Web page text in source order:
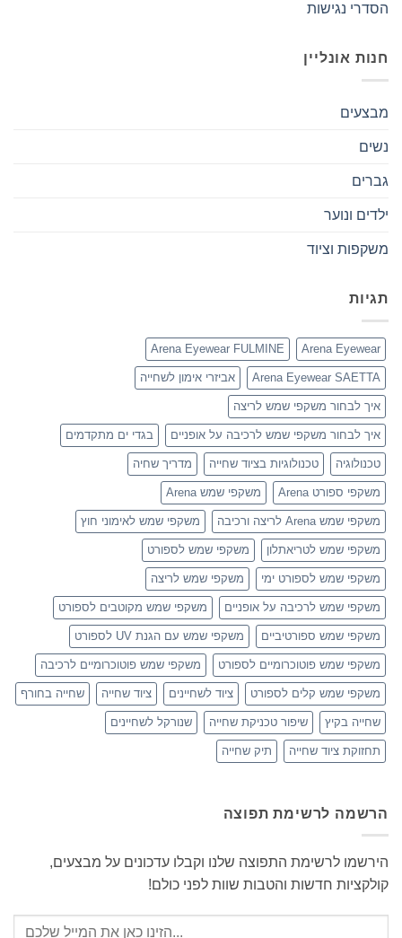
הסדרי נגישות
חנות אונליין
מבצעים
נשים
גברים
ילדים ונוער
משקפות וציוד
תגיות
Arena Eyewear
Arena Eyewear FULMINE
Arena Eyewear SAETTA אביזרי אימון לשחייה
איך לבחור משקפי שמש לריצה
איך לבחור משקפי שמש לרכיבה על אופניים בגדי ים מתקדמים
טכנולוגיה טכנולוגיות בציוד שחייה מדריך שחיה
משקפי ספורט Arena משקפי שמש Arena
משקפי שמש Arena לריצה ורכיבה משקפי שמש לאימוני חוץ
משקפי שמש לטריאתלון משקפי שמש לספורט
משקפי שמש לספורט ימי משקפי שמש לריצה
משקפי שמש לרכיבה על אופניים משקפי שמש מקוטבים לספורט
משקפי שמש ספורטיביים משקפי שמש עם הגנת UV לספורט
משקפי שמש פוטוכרומיים לספורט משקפי שמש פוטוכרומיים לרכיבה
משקפי שמש קלים לספורט ציוד לשחיינים ציוד שחייה שחייה בחורף
שחייה בקיץ שיפור טכניקת שחייה שנורקל לשחיינים
תחזוקת ציוד שחייה תיק שחייה
הרשמה לרשימת תפוצה
הירשמו לרשימת התפוצה שלנו וקבלו עדכונים על מבצעים,
קולקציות חדשות והטבות שוות לפני כולם!